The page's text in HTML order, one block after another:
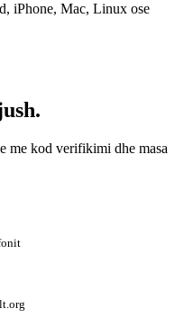
iPhone, Mac, Linux ose
me kod verifikimi dhe masa